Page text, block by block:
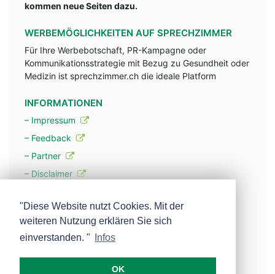
kommen neue Seiten dazu.
WERBEMÖGLICHKEITEN AUF SPRECHZIMMER
Für Ihre Werbebotschaft, PR-Kampagne oder
Kommunikationsstrategie mit Bezug zu Gesundheit oder
Medizin ist sprechzimmer.ch die ideale Platform
INFORMATIONEN
– Impressum
– Feedback
– Partner
– Disclaimer
– Werbung
– Mehr über unsere Experten
"Diese Website nutzt Cookies. Mit der
weiteren Nutzung erklären Sie sich
einverstanden. "
Infos
OK